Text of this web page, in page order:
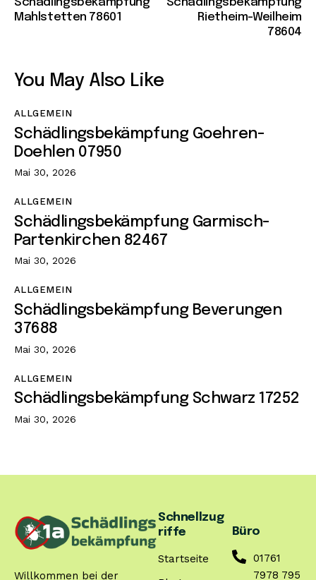
Schädlingsbekämpfung
Mahlstetten 78601
Schädlingsbekämpfung
Rietheim-Weilheim
78604
You May Also Like
ALLGEMEIN
Schädlingsbekämpfung Goehren-
Doehlen 07950
Mai 30, 2026
ALLGEMEIN
Schädlingsbekämpfung Garmisch-
Partenkirchen 82467
Mai 30, 2026
ALLGEMEIN
Schädlingsbekämpfung Beverungen
37688
Mai 30, 2026
ALLGEMEIN
Schädlingsbekämpfung Schwarz 17252
Mai 30, 2026
Willkommen bei der
Schnellzug
riffe
Startseite
Büro
01761
7978 795